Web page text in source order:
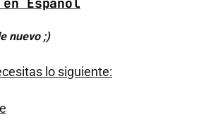
nuevo ;)
lo siguiente: